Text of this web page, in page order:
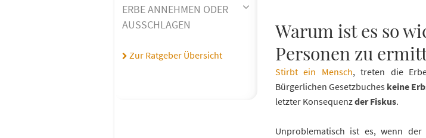
Warum ist es so
Personen zu
Stirbt ein Mensch, treten die
Bürgerlichen Gesetzbuches keine
letzter Konsequenzder Fiskus.
Unproblematisch ist es, wenn der
ERBE ANNEHMEN ODER
AUSSCHLAGEN
Zur Ratgeber Übersicht